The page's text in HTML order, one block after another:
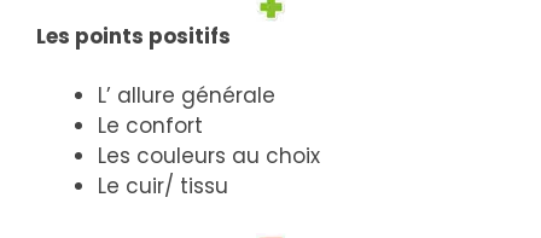
Les points positifs
L’ allure générale
Le confort
Les couleurs au choix
Le cuir/ tissu